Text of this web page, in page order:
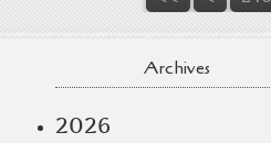
Archives
2026